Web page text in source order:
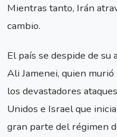
Mientras tanto, Irán
cambio.
El país se despide de
Ali Jamenei, quien
los devastadores
Unidos e Israel que
gran parte del régimen